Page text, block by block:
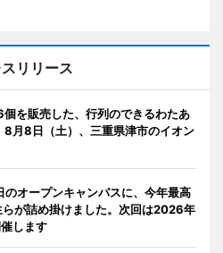
リリース
個を販売した、行列のできるわたあ
月8日（土）、三重県津市のイオン
のオープンキャンパスに、今年最高
が詰め掛けました。次回は2026年
します